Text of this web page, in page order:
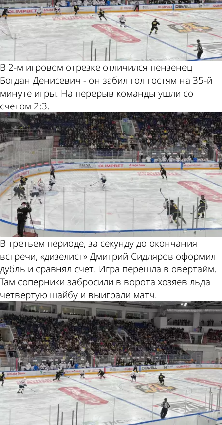
В 2-м игровом отрезке отличился пензенец
Богдан Денисевич - он забил гол гостям на 35-й
минуте игры. На перерыв команды ушли со
счетом 2:3.
В третьем периоде, за секунду до окончания
встречи, «дизелист» Дмитрий Сидляров оформил
дубль и сравнял счет. Игра перешла в овертайм.
Там соперники забросили в ворота хозяев льда
четвертую шайбу и выиграли матч.